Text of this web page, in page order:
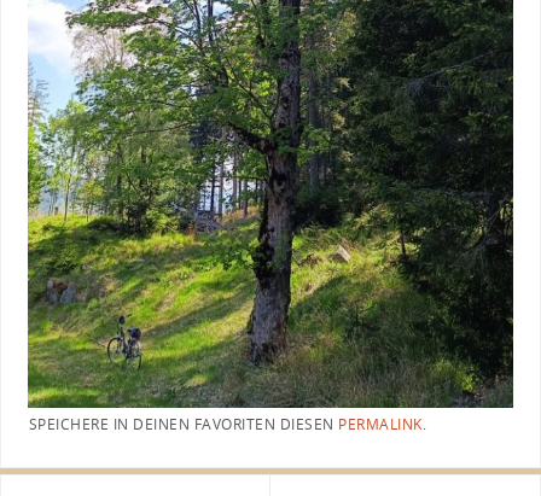
SPEICHERE IN DEINEN FAVORITEN DIESEN PERMALINK.